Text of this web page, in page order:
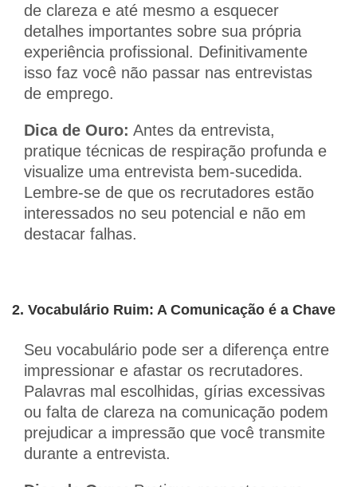
de clareza e até mesmo a esquecer
detalhes importantes sobre sua própria
experiência profissional. Definitivamente
isso faz você não passar nas entrevistas
de emprego.
Dica de Ouro: Antes da entrevista,
pratique técnicas de respiração profunda e
visualize uma entrevista bem-sucedida.
Lembre-se de que os recrutadores estão
interessados no seu potencial e não em
destacar falhas.
2. Vocabulário Ruim: A Comunicação é a Chave
Seu vocabulário pode ser a diferença entre
impressionar e afastar os recrutadores.
Palavras mal escolhidas, gírias excessivas
ou falta de clareza na comunicação podem
prejudicar a impressão que você transmite
durante a entrevista.